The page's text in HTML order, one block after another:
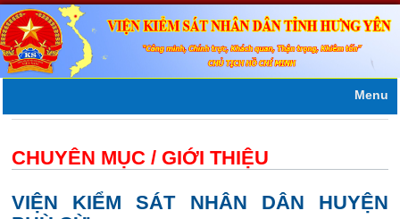
Menu
CHUYÊN MỤC / GIỚI THIỆU
VIỆN KIỂM SÁT NHÂN DÂN HUYỆN